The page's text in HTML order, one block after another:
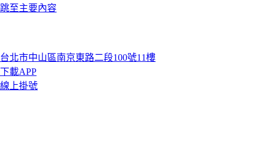
跳至主要內容
台北市中山區南京東路二段100號11樓
下載APP
線上掛號